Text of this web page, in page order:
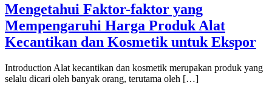
Mengetahui Faktor-faktor yang
Mempengaruhi Harga Produk Alat
Kecantikan dan Kosmetik untuk Ekspor
Introduction Alat kecantikan dan kosmetik merupakan produk yang
selalu dicari oleh banyak orang, terutama oleh […]